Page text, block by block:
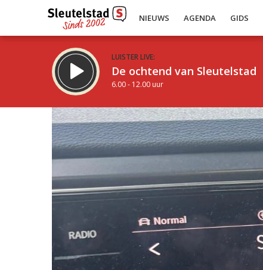
NIEUWS AGENDA GIDS
LUISTER LIVE:
De ochtend van Sleutelstad
6.00 - 12.00 uur